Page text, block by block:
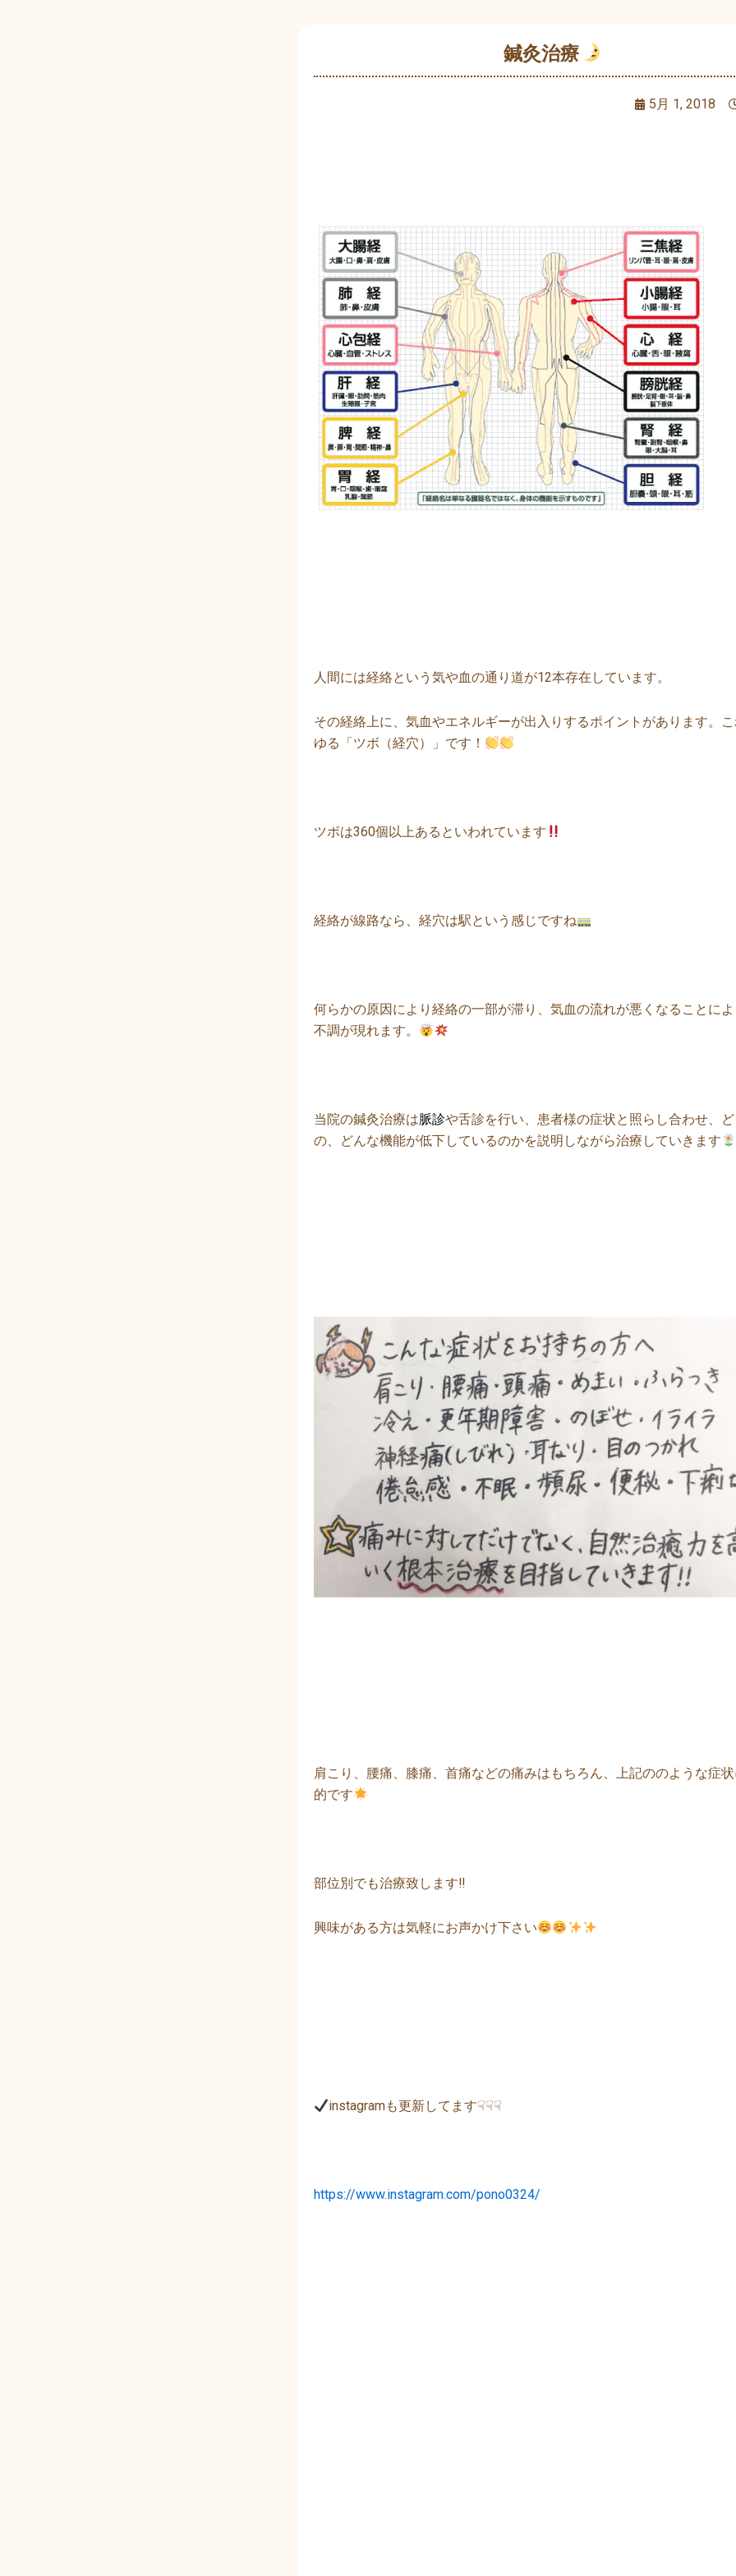
鍼灸治療
5月 1, 2018
人間には経絡という気や血の通り道が12本存在しています。
その経絡上に、気血やエネルギーが出入りするポイントがあります。
ゆる「ツボ（経穴）」です！
ツボは360個以上あるといわれています
経絡が線路なら、経穴は駅という感じですね
何らかの原因により経絡の一部が滞り、気血の流れが悪くなることに
不調が現れます。
当院の鍼灸治療は脈診や舌診を行い、患者様の症状と照らし合わせ、
の、どんな機能が低下しているのかを説明しながら治療していきます
肩こり、腰痛、膝痛、首痛などの痛みはもちろん、上記ののような症
的です
部位別でも治療致します‼︎
興味がある方は気軽にお声かけ下さい
instagramも更新してます☟☟☟
https://www.instagram.com/pono0324/